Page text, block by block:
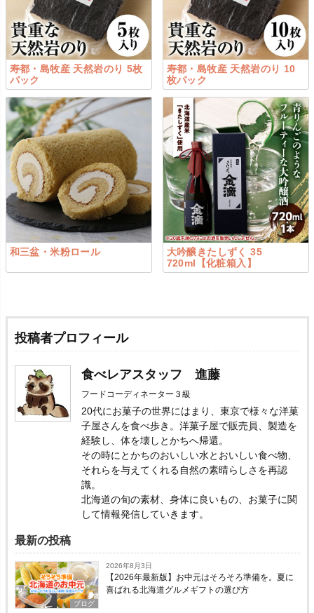
寿都・島牧産 天然岩のり 5枚
パック
寿都・島牧産 天然岩のり 10
枚パック
和三盆・米粉ロール
大吟醸きたしずく 35
720ml【化粧箱入】
投稿者プロフィール
食べレアスタッフ 進藤
フードコーディネーター３級
20代にお菓子の世界にはまり、東京で様々な洋菓
子屋さんを食べ歩き。洋菓子屋で販売員、製造を
経験し、体を壊しとかちへ帰還。
その時にとかちのおいしい水とおいしい食べ物、
それらを与えてくれる自然の素晴らしさを再認
識。
北海道の旬の素材、身体に良いもの、お菓子に関
して情報発信していきます。
最新の投稿
ブログ
2026年8月3日
【2026年最新版】お中元はそろそろ準備を。夏に
喜ばれる北海道グルメギフトの選び方